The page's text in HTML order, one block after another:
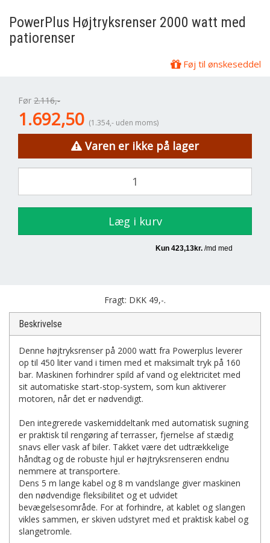
PowerPlus Højtryksrenser 2000 watt med
patiorenser
Føj til ønskeseddel
Før 2.116,-
1.692,50 (1.354,- uden moms)
Varen er ikke på lager
Læg i kurv
Fragt: DKK 49,-.
Beskrivelse
Denne højtryksrenser på 2000 watt fra Powerplus leverer
op til 450 liter vand i timen med et maksimalt tryk på 160
bar. Maskinen forhindrer spild af vand og elektricitet med
sit automatiske start-stop-system, som kun aktiverer
motoren, når det er nødvendigt.
Den integrerede vaskemiddeltank med automatisk sugning
er praktisk til rengøring af terrasser, fjernelse af stædig
snavs eller vask af biler. Takket være det udtrækkelige
håndtag og de robuste hjul er højtryksrenseren endnu
nemmere at transportere.
Dens 5 m lange kabel og 8 m vandslange giver maskinen
den nødvendige fleksibilitet og et udvidet
bevægelsesområde. For at forhindre, at kablet og slangen
vikles sammen, er skiven udstyret med et praktisk kabel og
slangetromle.